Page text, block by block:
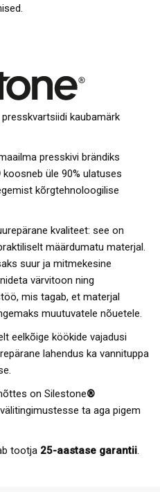
kaubamärk
presskivi brändiks
koosneb üle 90% ulatuses
kõrgtehnoloogilise
kvaliteet: see on
määrdumatu materjal.
suur ja mitmekesine
värvitoon ning
mis tagab, et materjal
muutuvatele nõuetele.
eelkõige köökide vajadusi
lahendus ka vannituppa
on Silestone®
ta aga pigem
tootja 25-aastase garantii.